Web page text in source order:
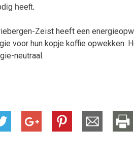
heeft.
Zeist heeft een
voor hun kopje koffie opwekken.
neutraal.